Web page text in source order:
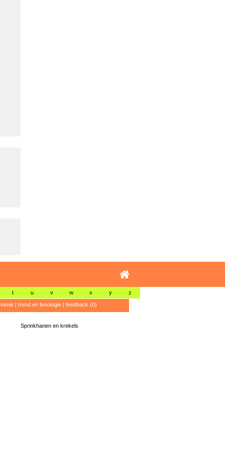
t u v w x y z
| trend en fenologie| feedback (0)
Sprinkhanen en krekels